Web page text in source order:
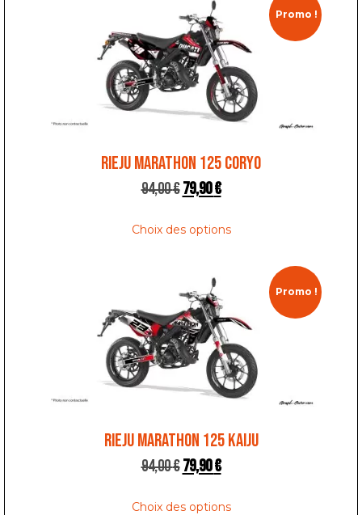
Promo !
RIEJU MARATHON 125 CORYO
94,00€79,90€
Choix des options
Promo !
RIEJU MARATHON 125 KAIJU
94,00€79,90€
Choix des options